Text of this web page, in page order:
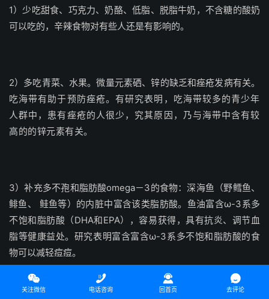
1）少吃甜食、巧克力、奶酪、低脂、脱脂牛奶，不含糖的酸奶
可以吃的，辛辣食物对有些人还是有影响的。
2）多吃青菜、水果。微量元素硒、锌的缺乏和痤疮发病有关。
吃海带有助于预防痤疮。有研究表明，吃海带较多的青少年
人群中，患有痤疮的人很少，究其原因，乃与海带中含有较
高的的锌元素有关。
3）补充多不孢和脂肪酸omega－3的食物：深海鱼（野鳕鱼、
鲱鱼、 鲑鱼等）的内脏中富含该类脂肪酸。鱼油富含ω-3系多
不饱和脂肪酸（DHA和EPA），容易获得，具有抗炎、调节血
脂等健康益处。研究表明富含富含ω-3系多不饱和脂肪酸的食
物可以减轻痘痘。

关注微信

电话咨询

回首页

去评论